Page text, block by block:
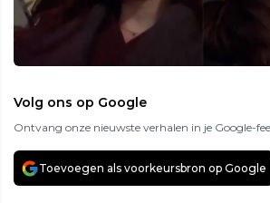
Volg ons op Google
Ontvang onze nieuwste verhalen in je Google-
Toevoegen als voorkeursbron op Google